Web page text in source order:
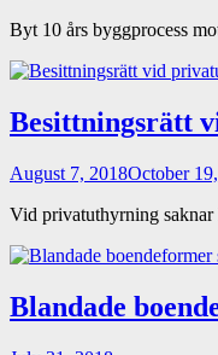
Byt 10 års byggprocess
Besittningsrätt
August 7, 2018October
Vid privatuthyrning saknar
Blandade